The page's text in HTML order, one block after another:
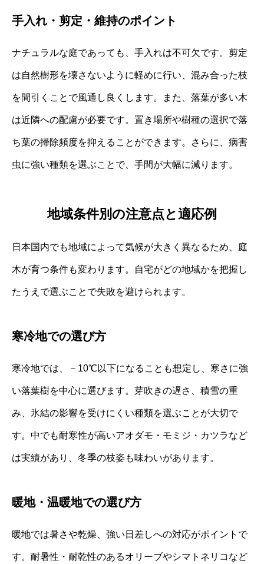
手入れ・剪定・維持のポイント
ナチュラルな庭であっても、手入れは不可欠です。剪定
は自然樹形を壊さないように軽めに行い、混み合った枝
を間引くことで風通し良くします。また、落葉が多い木
は近隣への配慮が必要です。置き場所や樹種の選択で落
ち葉の掃除頻度を抑えることができます。さらに、病害
虫に強い種類を選ぶことで、手間が大幅に減ります。
地域条件別の注意点と適応例
日本国内でも地域によって気候が大きく異なるため、庭
木が育つ条件も変わります。自宅がどの地域かを把握し
たうえで選ぶことで失敗を避けられます。
寒冷地での選び方
寒冷地では、－10℃以下になることも想定し、寒さに強
い落葉樹を中心に選びます。芽吹きの遅さ、積雪の重
み、氷結の影響を受けにくい種類を選ぶことが大切で
す。中でも耐寒性が高いアオダモ・モミジ・カツラなど
は実績があり、冬季の枝姿も味わいがあります。
暖地・温暖地での選び方
暖地では暑さや乾燥、強い日差しへの対応がポイントで
す。耐暑性・耐乾性のあるオリーブやシマトネリコなど